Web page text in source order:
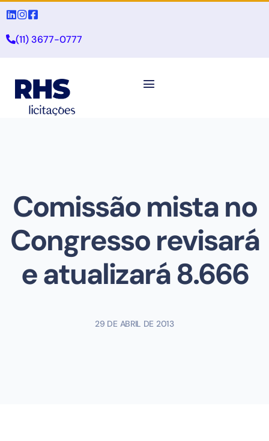
(11) 3677-0777
Comissão mista no
Congresso revisará
e atualizará 8.666
29 DE ABRIL DE 2013